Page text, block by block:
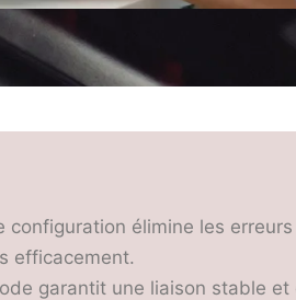
configuration élimine les
efficacement.
garantit une liaison stable et